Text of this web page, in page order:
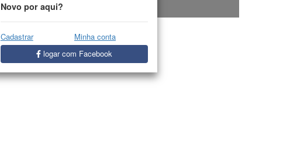
Novo por aqui?
Cadastrar
Minha conta
logar com Facebook